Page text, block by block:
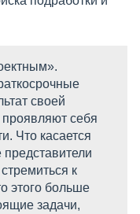
своей
себя
Что касается
к
этого больше
задачи,